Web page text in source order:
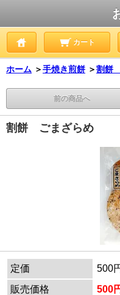
カート
ホーム ＞手焼き煎餅 ＞割餅
前の商品へ
割餅 ごまざらめ
定価
500
販売価格
500